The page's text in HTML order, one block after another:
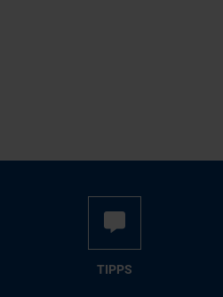
TIPPS